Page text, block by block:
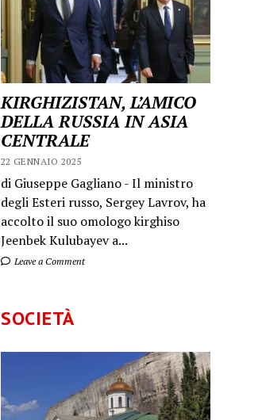
KIRGHIZISTAN, L’AMICO
DELLA RUSSIA IN ASIA
CENTRALE
22 GENNAIO 2025
di Giuseppe Gagliano - Il ministro
degli Esteri russo, Sergey Lavrov, ha
accolto il suo omologo kirghiso
Jeenbek Kulubayev a...
Leave a Comment
SOCIETÀ